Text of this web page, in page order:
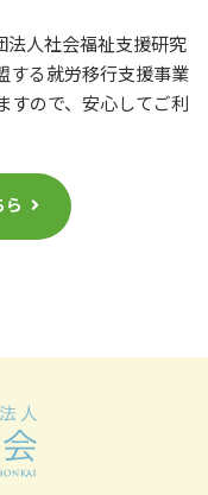
人社会福祉支援研究
する就労移行支援事業
すので、安心してご利